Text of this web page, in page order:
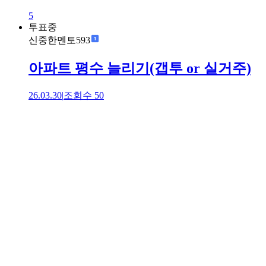
5
투표중
신중한멘토593
아파트 평수 늘리기(갭투 or 실거주)
26.03.30|조회수 50